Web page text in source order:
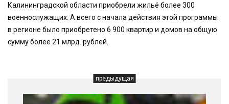
Калининградской области приобрели жильё более 300
военнослужащих. А всего с начала действия этой программы
в регионе было приобретено 6 900 квартир и домов на общую
сумму более 21 млрд. рублей.
предыдущая